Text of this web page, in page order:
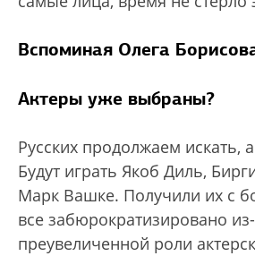
Вспоминая Олега
Актеры уже выбраны?
Русских продолжаем искать,
Будут играть Якоб Диль,
Марк Вашке. Получили их с
все забюрократизировано
преувеличенной роли